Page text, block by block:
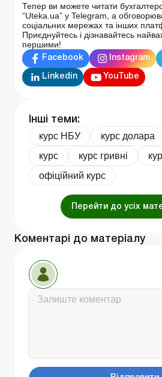
Тепер ви можете читати
“Uteka.ua” у Telegram, а
соціальних мережах та інших
Приєднуйтесь і дізнавайтесь
першими!
Facebook Instagram
Linkedin YouTube
Інші теми:
курс НБУ курс долара
курс
курс гривні
офіційний курс
Перейти до усіх
Коментарі до матеріалу